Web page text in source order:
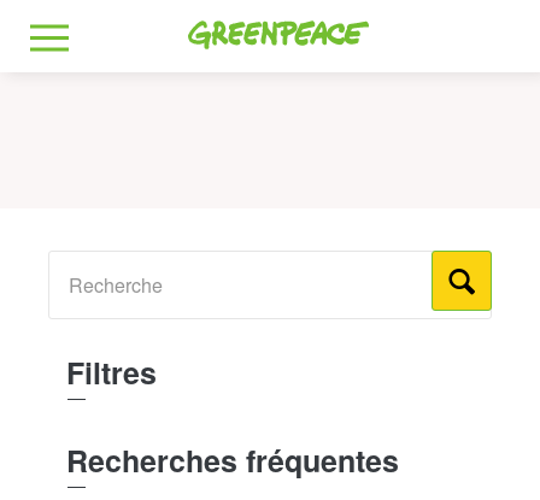
Greenpeace
MENU
Filtres
Recherches fréquentes